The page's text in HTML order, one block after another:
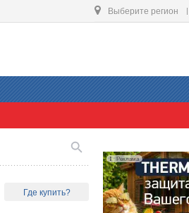
Выберите регион
Где купить?
Реклама